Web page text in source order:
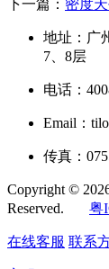
下一篇： 密度
地址：广
7、8层
电话：
Email：
传真：
Copyright ©
Reserved. 粤
在线客服 联系